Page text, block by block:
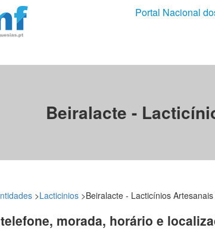
Portal Nacional
Beiralacte -
>Lacticinios >Beiralacte - Lacticínios
morada, horário e